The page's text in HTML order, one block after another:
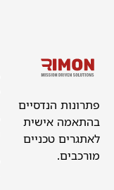
פתרונות הנדסיים
בהתאמה אישית
לאתגרים טכניים
מורכבים.